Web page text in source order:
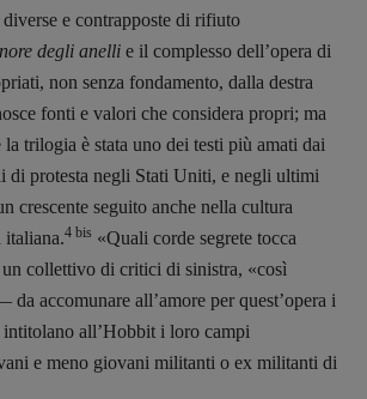
e contrapposte di rifiuto
degli anelli e il complesso dell’opera di
non senza fondamento, dalla destra
fonti e valori che considera propri; ma
trilogia è stata uno dei testi più amati dai
di protesta negli Stati Uniti, e negli ultimi
crescente seguito anche nella cultura
italiana.4 bis «Quali corde segrete tocca
collettivo di critici di sinistra, «così
accomunare all’amore per quest’opera i
all’Hobbit i loro campi
e meno giovani militanti o ex militanti di